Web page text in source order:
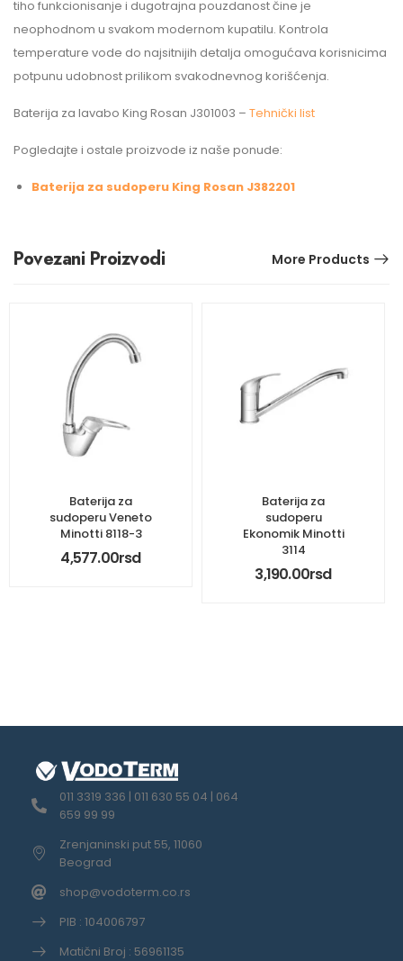
tiho funkcionisanje i dugotrajna pouzdanost čine je
neophodnom u svakom modernom kupatilu. Kontrola
temperature vode do najsitnijih detalja omogućava korisnicima
potpunu udobnost prilikom svakodnevnog korišćenja.
Baterija za lavabo King Rosan J301003 – Tehnički list
Pogledajte i ostale proizvode iz naše ponude:
Baterija za sudoperu King Rosan J382201
Povezani Proizvodi More Products
Baterija za
sudoperu Veneto
Minotti 8118-3
4,577.00rsd
Baterija za
sudoperu
Ekonomik Minotti
3114
3,190.00rsd
011 3319 336 | 011 630 55 04 | 064
659 99 99
Zrenjaninski put 55, 11060
Beograd
shop@vodoterm.co.rs
PIB : 104006797
Matični Broj : 56961135